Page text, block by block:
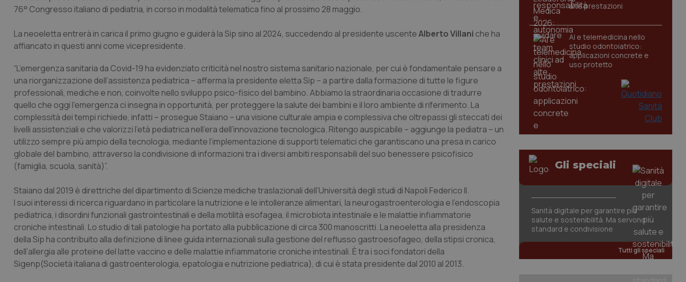
76° Congresso italiano di pediatria, in corso in modalità telematica fino al prossimo 28 maggio.
La neoeletta entrerà in carica il primo giugno e guiderà la Sip sino al 2024, succedendo al presidente uscenteAlberto Villani che ha
affiancato in questi anni come vicepresidente.
“L’emergenza sanitaria da Covid-19 ha evidenziato criticità nel nostro sistema sanitario nazionale, per cui è fondamentale pensare a
una riorganizzazione dell’assistenza pediatrica – afferma la presidente eletta Sip – a partire dalla formazione di tutte le figure
professionali, mediche e non, coinvolte nello sviluppo psico-fisico del bambino. Abbiamo la straordinaria occasione di tradurre
quello che oggi l’emergenza ci insegna in opportunità, per proteggere la salute dei bambini e il loro ambiente di riferimento. La
complessità dei tempi richiede, infatti – prosegue Staiano – una visione culturale ampia e complessiva che oltrepassi gli steccati dei
livelli assistenziali e che valorizzi l’età pediatrica nell’era dell’innovazione tecnologica. Ritengo auspicabile – aggiunge la pediatra – un
utilizzo sempre più ampio della tecnologia, mediante l’implementazione di supporti telematici che garantiscano una presa in carico
globale del bambino, attraverso la condivisione di informazioni tra i diversi ambiti responsabili del suo benessere psicofisico
(famiglia, scuola, sanità)”.
Staiano dal 2019 è direttriche del dipartimento di Scienze mediche traslazionali dell’Università degli studi di Napoli Federico II.
I suoi interessi di ricerca riguardano in particolare la nutrizione e le intolleranze alimentari, la neurogastroenterologia e l’endoscopia
pediatrica, i disordini funzionali gastrointestinali e della motilità esofagea, il microbiota intestinale e le malattie infiammatorie
croniche intestinali. Lo studio di tali patologie ha portato alla pubblicazione di circa 300 manoscritti. La neoeletta alla presidenza
della Sip ha contribuito alla definizione di linee guida internazionali sulla gestione del reflusso gastroesofageo, della stipsi cronica,
dell’allergia alle proteine del latte vaccino e delle malattie infiammatorie croniche intestinali. È tra i soci fondatori della
Sigenp(Società italiana di gastroenterologia, epatologia e nutrizione pediatrica), di cui è stata presidente dal 2010 al 2013.
alte prestazioni
AI e telemedicina nello
studio odontoiatrico:
applicazioni concrete e
uso protetto
Gli speciali
Sanità digitale per garantire più
salute e sostenibilità. Ma servono
standard e condivisione
Tutti gli speciali